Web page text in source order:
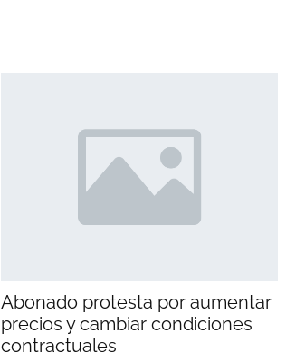
Abonado protesta por aumentar
precios y cambiar condiciones
contractuales